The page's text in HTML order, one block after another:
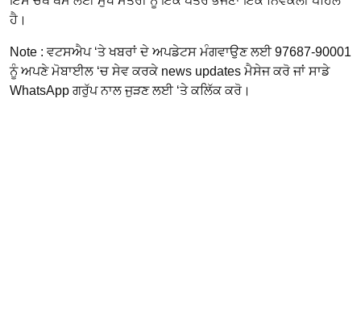
ਹੈ।
Note : ਵਟਸਐਪ ‘ਤੇ ਖਬਰਾਂ ਦੇ ਅਪਡੇਟਸ ਮੰਗਵਾਉਣ ਲਈ 97687-90001
ਨੂੰ ਅਪਣੇ ਮੋਬਾਈਲ ‘ਚ ਸੇਵ ਕਰਕੇ news updates ਮੈਸੇਜ ਕਰੋ ਜਾਂ ਸਾਡੇ
WhatsApp ਗਰੁੱਪ ਨਾਲ ਜੁੜਣ ਲਈ ‘ਤੇ ਕਲਿੱਕ ਕਰੋ।